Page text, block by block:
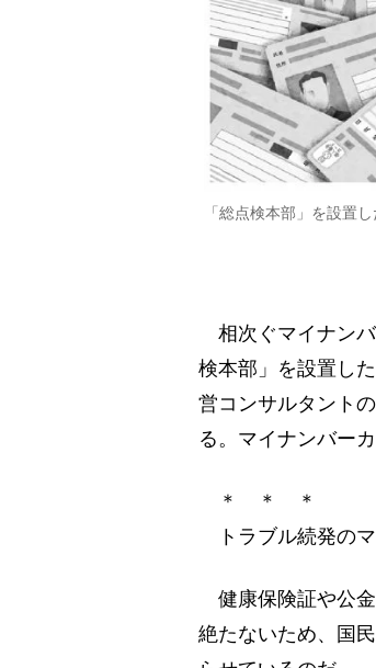
「総点検本部」を設置
相次ぐマイナン
検本部」を設置し
営コンサルタント
る。マイナンバー
＊ ＊ ＊
トラブル続発のマ
健康保険証や公
絶たないため、国